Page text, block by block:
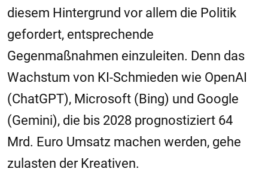
diesem Hintergrund vor allem die Politik
gefordert, entsprechende
Gegenmaßnahmen einzuleiten. Denn das
Wachstum von KI-Schmieden wie OpenAI
(ChatGPT), Microsoft (Bing) und Google
(Gemini), die bis 2028 prognostiziert 64
Mrd. Euro Umsatz machen werden, gehe
zulasten der Kreativen.